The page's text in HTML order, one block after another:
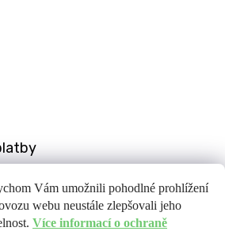
Vám umožnili pohodlné prohlížení
webu neustále zlepšovali jeho
Více informací o ochraně